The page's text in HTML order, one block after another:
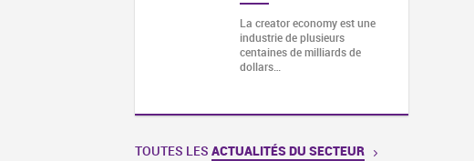
La creator economy est une
industrie de plusieurs
centaines de milliards de
dollars…
TOUTES LES ACTUALITÉS DU SECTEUR